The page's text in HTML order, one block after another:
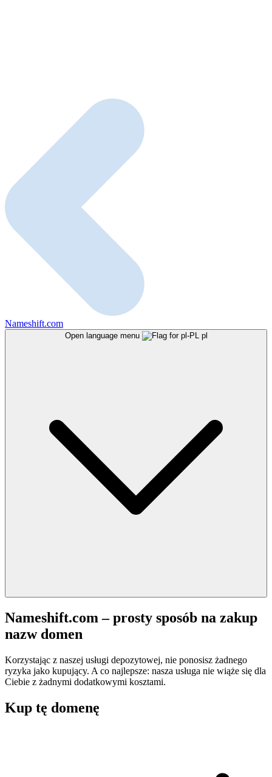
Nameshift.com
Open language menu pl
Nameshift.com – prosty sposób na zakup
nazw domen
Korzystając z naszej usługi depozytowej, nie ponosisz żadnego
ryzyka jako kupujący. A co najlepsze: nasza usługa nie wiąże się dla
Ciebie z żadnymi dodatkowymi kosztami.
Kup tę domenę